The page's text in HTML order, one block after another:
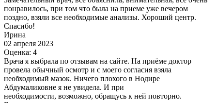
понравилось, при том что была на приеме уже вечером
поздно, взяли все необходимые анализы. Хороший центр.
Спасибо!
Ирина
02 апреля 2023
Оценка: 4
Врача я выбрала по отзывам на сайте. На приёме доктор
провела обычный осмотр и с моего согласия взяла
необходимый мазок. Ничего плохого в Нодире
Абдумаликовне я не увидела. И при
необходимости, возможно, обращусь к ней повторно.